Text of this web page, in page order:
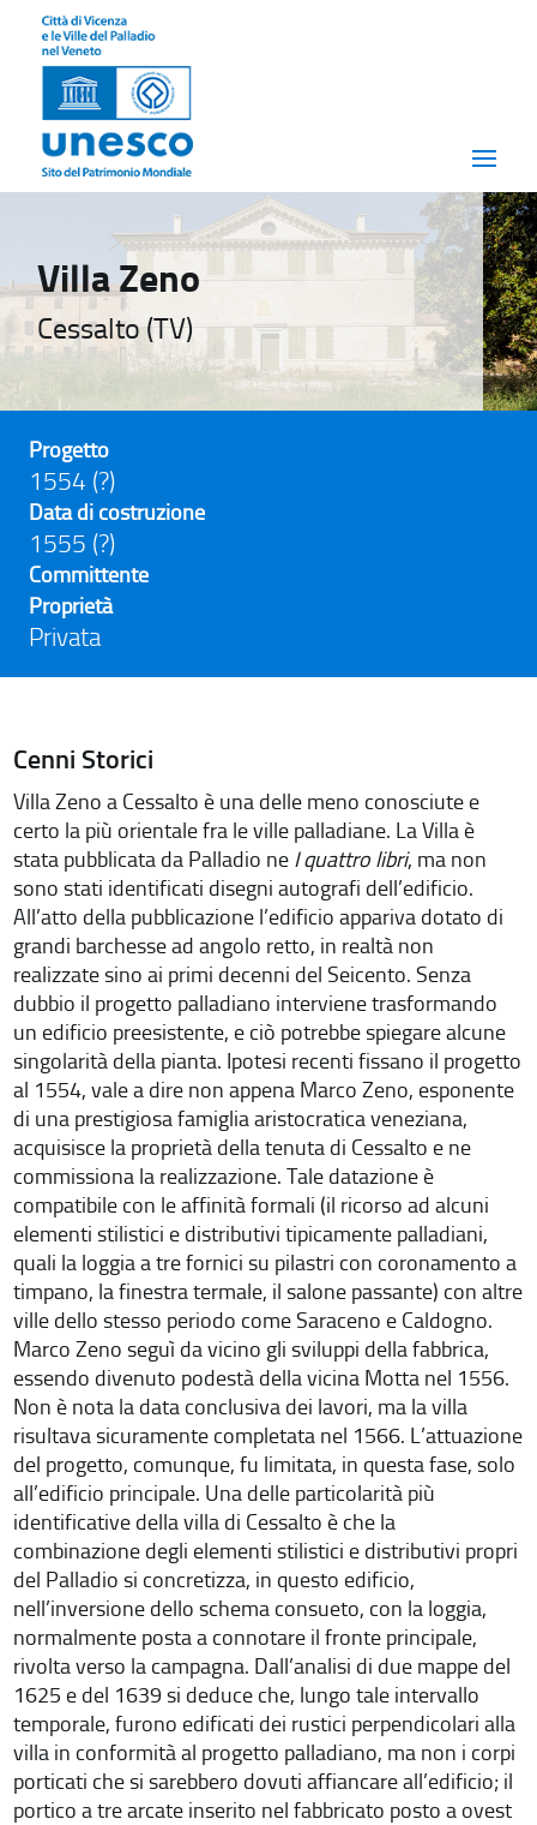
Villa Zeno
Cessalto (TV)
Progetto
1554 (?)
Data di costruzione
1555 (?)
Committente
Proprietà
Privata
Cenni Storici
Villa Zeno a Cessalto è una delle meno conosciute e
certo la più orientale fra le ville palladiane. La Villa è
stata pubblicata da Palladio ne I quattro libri, ma non
sono stati identificati disegni autografi dell’edificio.
All’atto della pubblicazione l’edificio appariva dotato di
grandi barchesse ad angolo retto, in realtà non
realizzate sino ai primi decenni del Seicento. Senza
dubbio il progetto palladiano interviene trasformando
un edificio preesistente, e ciò potrebbe spiegare alcune
singolarità della pianta. Ipotesi recenti fissano il progetto
al 1554, vale a dire non appena Marco Zeno, esponente
di una prestigiosa famiglia aristocratica veneziana,
acquisisce la proprietà della tenuta di Cessalto e ne
commissiona la realizzazione. Tale datazione è
compatibile con le affinità formali (il ricorso ad alcuni
elementi stilistici e distributivi tipicamente palladiani,
quali la loggia a tre fornici su pilastri con coronamento a
timpano, la finestra termale, il salone passante) con altre
ville dello stesso periodo come Saraceno e Caldogno.
Marco Zeno seguì da vicino gli sviluppi della fabbrica,
essendo divenuto podestà della vicina Motta nel 1556.
Non è nota la data conclusiva dei lavori, ma la villa
risultava sicuramente completata nel 1566. L’attuazione
del progetto, comunque, fu limitata, in questa fase, solo
all’edificio principale. Una delle particolarità più
identificative della villa di Cessalto è che la
combinazione degli elementi stilistici e distributivi propri
del Palladio si concretizza, in questo edificio,
nell’inversione dello schema consueto, con la loggia,
normalmente posta a connotare il fronte principale,
rivolta verso la campagna. Dall’analisi di due mappe del
1625 e del 1639 si deduce che, lungo tale intervallo
temporale, furono edificati dei rustici perpendicolari alla
villa in conformità al progetto palladiano, ma non i corpi
porticati che si sarebbero dovuti affiancare all’edificio; il
portico a tre arcate inserito nel fabbricato posto a ovest